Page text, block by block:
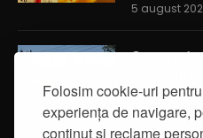
Folosim cookie-uri
experiența de navigare,
conținut și reclame
5 august
Cum a
întâmplător
5 august